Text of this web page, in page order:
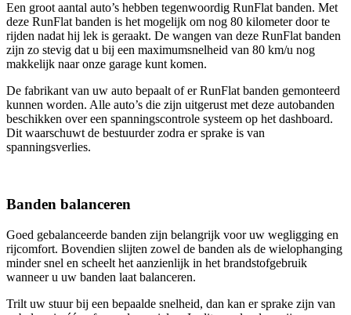
Een groot aantal auto’s hebben tegenwoordig RunFlat banden. Met
deze RunFlat banden is het mogelijk om nog 80 kilometer door te
rijden nadat hij lek is geraakt. De wangen van deze RunFlat banden
zijn zo stevig dat u bij een maximumsnelheid van 80 km/u nog
makkelijk naar onze garage kunt komen.
De fabrikant van uw auto bepaalt of er RunFlat banden gemonteerd
kunnen worden. Alle auto’s die zijn uitgerust met deze autobanden
beschikken over een spanningscontrole systeem op het dashboard.
Dit waarschuwt de bestuurder zodra er sprake is van
spanningsverlies.
Banden balanceren
Goed gebalanceerde banden zijn belangrijk voor uw wegligging en
rijcomfort. Bovendien slijten zowel de banden als de wielophanging
minder snel en scheelt het aanzienlijk in het brandstofgebruik
wanneer u uw banden laat balanceren.
Trilt uw stuur bij een bepaalde snelheid, dan kan er sprake zijn van